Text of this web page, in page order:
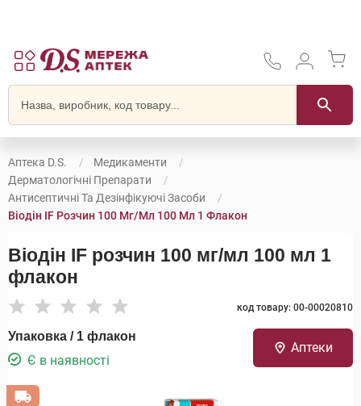
Аптека D.S.
Медикаменти
Дерматологічні Препарати
Антисептичні Та Дезінфікуючі Засоби
Віодін IF Розчин 100 Мг/мл 100 Мл 1 Флакон
Віодін IF розчин 100 мг/мл 100 мл 1
флакон
код товару: 00-00020810
Упаковка / 1 флакон
Є в наявності
Аптеки